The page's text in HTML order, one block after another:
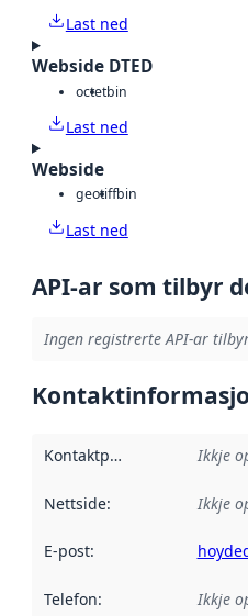
Last ned
Webside DTED
octetbin
Last ned
Webside
geotiffbin
Last ned
API-ar som tilbyr
Ingen registrerte API-ar
Kontaktpunkt Ikkje
Nettside: Ikkje
E-post:
Telefon: Ikkje